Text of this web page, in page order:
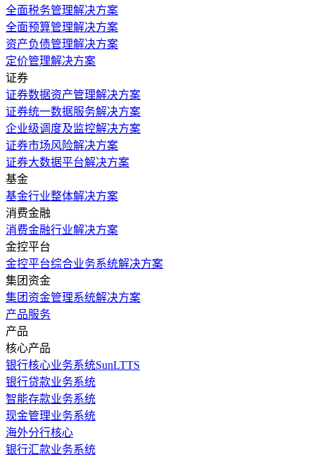
全面税务管理解决方案
全面预算管理解决方案
资产负债管理解决方案
定价管理解决方案
证券
证券数据资产管理解决方案
证券统一数据服务解决方案
企业级调度及监控解决方案
证券市场风险解决方案
证券大数据平台解决方案
基金
基金行业整体解决方案
消费金融
消费金融行业解决方案
金控平台
金控平台综合业务系统解决方案
集团资金
集团资金管理系统解决方案
产品服务
产品
核心产品
银行核心业务系统SunLTTS
银行贷款业务系统
智能存款业务系统
现金管理业务系统
海外分行核心
银行汇款业务系统